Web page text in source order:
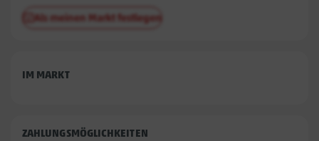
Als meinen Markt festlegen
IM MARKT
ZAHLUNGSMÖGLICHKEITEN